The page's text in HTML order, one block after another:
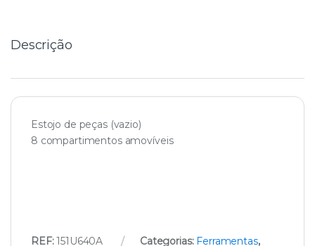
Descrição
Estojo de peças (vazio)
8 compartimentos amovíveis
REF:151U640A Categorias: Ferramentas,